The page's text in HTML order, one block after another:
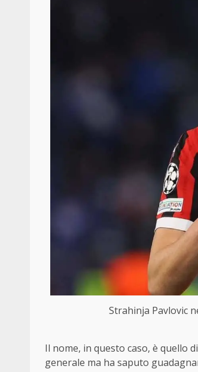
Strahinja Pavlovic
Il nome, in questo caso, è quello di
generale ma ha saputo